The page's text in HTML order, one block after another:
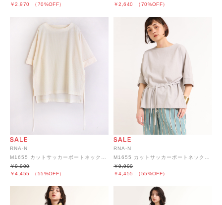
￥2,970 （70%OFF） ￥2,640 （70%OFF）
RNA-N
M1655 カットサッカーボートネックプルオーバー
￥4,455 （55%OFF）
￥9,900
RNA-N
M1655 カットサッカーボートネックプルオーバー
￥4,455 （55%OFF）
￥9,900